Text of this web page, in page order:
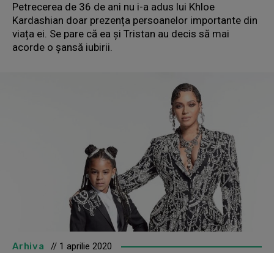
Petrecerea de 36 de ani nu i-a adus lui Khloe
Kardashian doar prezența persoanelor importante din
viața ei. Se pare că ea și Tristan au decis să mai
acorde o șansă iubirii.
Arhiva // 1 aprilie 2020